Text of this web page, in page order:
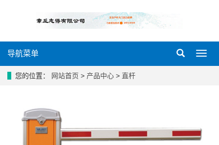
导
导航菜单
您的位置： 网站首页 > 产品中心 > 直杆